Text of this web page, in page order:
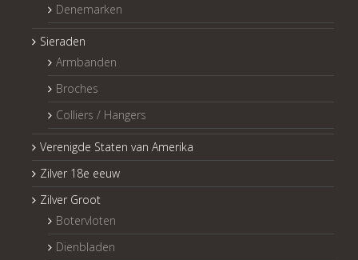
Denemarken
Sieraden
Armbanden
Broches
Colliers / Hangers
Verenigde Staten van Amerika
Zilver 18e eeuw
Zilver Groot
Botervloten
Dienbladen